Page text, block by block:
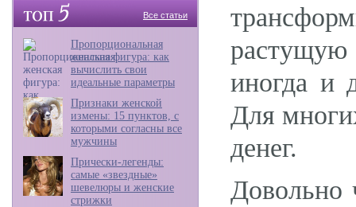
Все статьи
Пропорциональная
женская фигура: как
вычислить свои
идеальные параметры
Признаки женской
измены: 15 пунктов, с
которыми согласны все
мужчины
Прически-легенды:
самые «звездные»
шевелюры и женские
стрижки
растущую
иногда и
Для
денег.
Довольно